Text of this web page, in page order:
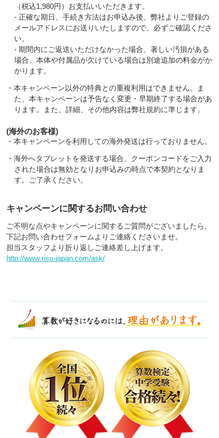
（税込1,980円）お支払いいただきます。
- 正確な期日、手続き方法はお申込み後、弊社よりご登録の
メールアドレスにお送りいたしますので、必ずご確認くださ
い。
- 期間内にご返送いただけなかった場合、著しい汚損がある
場合、本体や付属品が欠けている場合は別途追加の料金がか
かります。
・本キャンペーン以外の特典との重複利用はできません。ま
た、本キャンペーンは予告なく変更・早期終了する場合があ
ります。また、詳細、その他内容は弊社規約に準じます。
(海外のお客様)
・本キャンペーンを利用しての海外発送は行っておりません。
・海外へタブレットを発送する場合、クーポンコードをご入力
された場合は無効となりお申込みの時点で本契約となりま
す。ご了承ください。
キャンペーンに関するお問い合わせ
ご不明な点やキャンペーンに関するご質問がございましたら、
下記お問い合わせフォームよりご連絡くださいませ。
担当スタッフより折り返しご連絡差し上げます。
http://www.risu-japan.com/ask/